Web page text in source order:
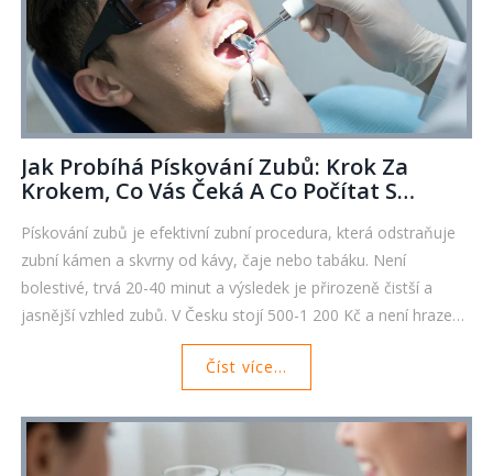
Jak Probíhá Pískování Zubů: Krok Za
Krokem, Co Vás Čeká A Co Počítat S
Pískování zubů je efektivní zubní procedura, která odstraňuje
zubní kámen a skvrny od kávy, čaje nebo tabáku. Není
bolestivé, trvá 20-40 minut a výsledek je přirozeně čistší a
jasnější vzhled zubů. V Česku stojí 500-1 200 Kč a není hrazen
Číst více...